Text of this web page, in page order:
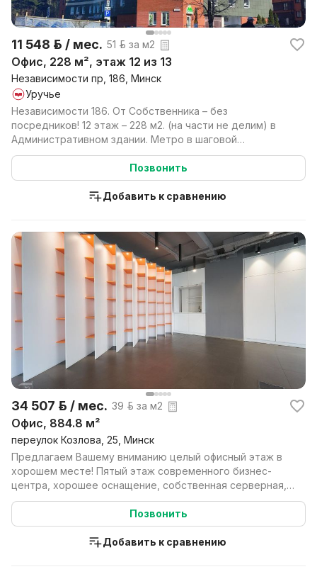
11 548 р. / мес. 51 р. за м2
Офис, 228 м², этаж 12 из 13
Независимости пр, 186, Минск
Уручье
Независимости 186. От Собственника – без
посредников! 12 этаж – 228 м2. (на части не делим) в
Административном здании. Метро в шаговой
доступности (3...
Позвонить
Добавить к сравнению
34 507 р. / мес. 39 р. за м2
Офис, 884.8 м²
переулок Козлова, 25, Минск
Предлагаем Вашему вниманию целый офисный этаж в
хорошем месте! Пятый этаж современного бизнес-
центра, хорошее оснащение, собственная серверная,
два кр...
Позвонить
Добавить к сравнению